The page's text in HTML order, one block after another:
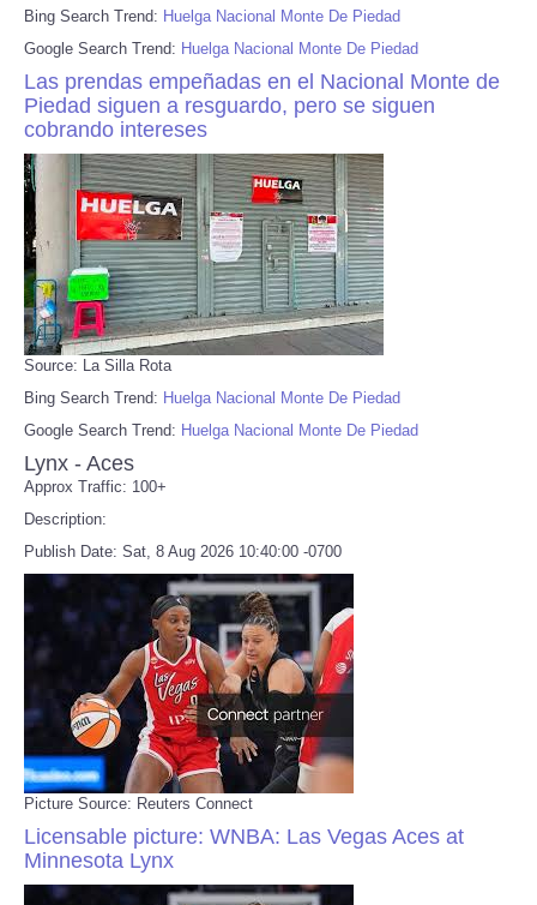
Bing Search Trend: Huelga Nacional Monte De Piedad
Google Search Trend: Huelga Nacional Monte De Piedad
Las prendas empeñadas en el Nacional Monte de
Piedad siguen a resguardo, pero se siguen
cobrando intereses
Source: La Silla Rota
Bing Search Trend: Huelga Nacional Monte De Piedad
Google Search Trend: Huelga Nacional Monte De Piedad
Lynx - Aces
Approx Traffic: 100+
Description:
Publish Date: Sat, 8 Aug 2026 10:40:00 -0700
Picture Source: Reuters Connect
Licensable picture: WNBA: Las Vegas Aces at
Minnesota Lynx